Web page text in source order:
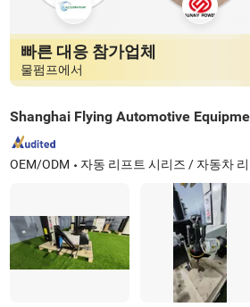
빠른 대응 참가업체
물펌프에서
Shanghai Flying Automotive
OEM/ODM 자동 리프트 시리즈 / 자동차 리프트, 타이어 체인저 시리즈, 휠 밸런서 시리즈, 트럭 타이어 체인저 시리즈,